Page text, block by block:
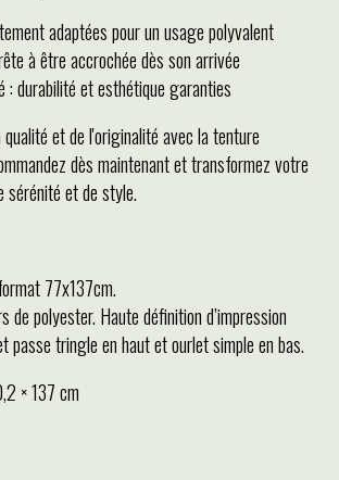
adaptées pour un usage polyvalent
à être accrochée dès son arrivée
: durabilité et esthétique garanties
et de l'originalité avec la tenture
dès maintenant et transformez votre
sérénité et de style.
77x137cm.
de polyester. Haute définition d’impression
passe tringle en haut et ourlet simple en bas.
× 137 cm